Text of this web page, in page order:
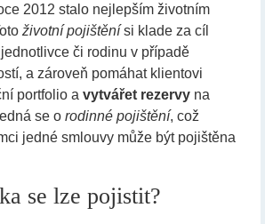
2012 stalo nejlepším životním
životní pojištěnísi klade za cíl
či rodinu v případě
a zároveň pomáhat klientovi
portfolio a vytvářet rezervy na
se o rodinné pojištění, což
jedné smlouvy může být pojištěna
se lze pojistit?